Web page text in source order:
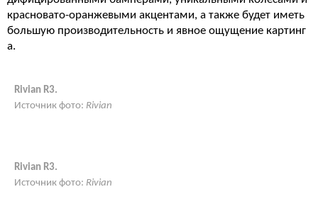
красновато-оранжевыми акцентами, а также будет иметь
большую производительность и явное ощущение картинг
а.
Rivian R3.
Источник фото: Rivian
Rivian R3.
Источник фото: Rivian